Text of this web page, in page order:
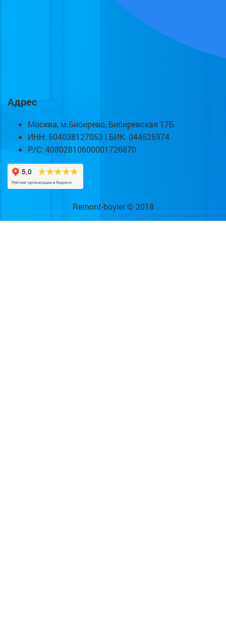
Адрес
Москва, м.Бибирево, Бибиревская 17Б
ИНН: 504038127053 | БИК: 044525974
Р/С: 40802810600001726870
Remont-boyler © 2018